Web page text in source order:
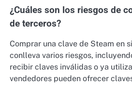
¿Cuáles son los riesgos de
de terceros?
Comprar una clave de Steam en
conlleva varios riesgos,
recibir claves inválidas o ya
vendedores pueden ofrecer